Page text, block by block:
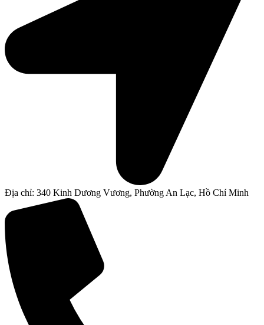
Địa chỉ: 340 Kinh Dương Vương, Phường An Lạc, Hồ Chí Minh